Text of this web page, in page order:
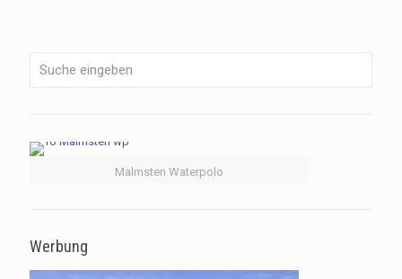
Malmsten Waterpolo
Werbung